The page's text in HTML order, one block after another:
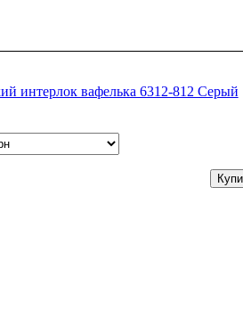
интерлок вафелька 6312-812 Серый